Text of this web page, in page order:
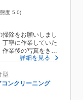
度 5.0
除をお願いしまし
丁寧に作業していた
作業後の写真をきち
。内部がかなり汚れ
かずに済みまし
ているかが明確で
つけたところ、掃
詳細を見る
型
ンクリーニング